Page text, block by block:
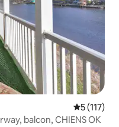
Note
5 (117)
balcon, CHIENS OK